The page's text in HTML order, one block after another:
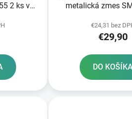
2 ks v
metalická zmes
€24,31 bez
€29,90
DO